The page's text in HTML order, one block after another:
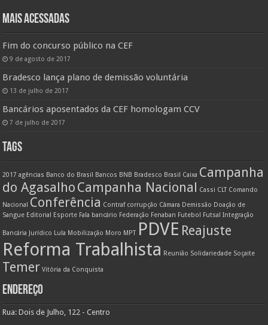
MAIS ACESSADAS
Fim do concurso público na CEF
9 de agosto de 2017
Bradesco lança plano de demissão voluntária
13 de julho de 2017
Bancários aposentados da CEF homologam CCV
7 de julho de 2017
TAGS
2017 agências Banco do Brasil Bancos BNB Bradesco Brasil Caixa Campanha
do Agasalho Campanha Nacional Cassi CLT Comando
Nacional
Conferência Contraf corrupção Câmara Demissão Doação de
Sangue Editorial Esporte Fala bancário Federação Fenaban Futebol Futsal Integração
Bancária Jurídico Lula Mobilização Moro MPT PDVE Reajuste
Reforma Trabalhista Reunião Solidariedade Soçaite
Temer Vitória da Conquista
ENDEREÇO
Rua: Dois de Julho, 122 - Centro